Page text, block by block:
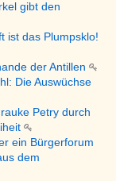
gibt den
ist das Plumpsklo!
der Antillen
Die Auswüchse
Petry durch
ein Bürgerforum
dem